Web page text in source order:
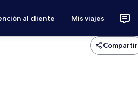
al cliente Mis viajes
Compartir